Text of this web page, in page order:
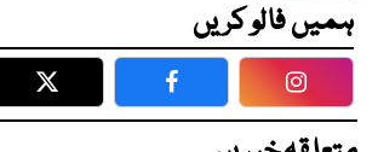
ہمیں فالو کریں
Twitter Facebook